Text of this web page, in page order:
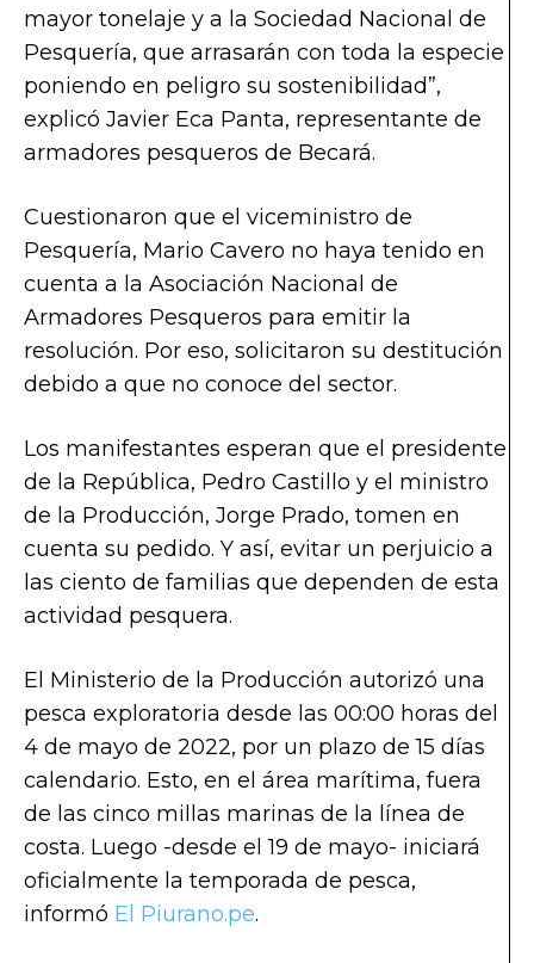
mayor tonelaje y a la Sociedad Nacional de
Pesquería, que arrasarán con toda la especie
poniendo en peligro su sostenibilidad”,
explicó Javier Eca Panta, representante de
armadores pesqueros de Becará.
Cuestionaron que el viceministro de
Pesquería, Mario Cavero no haya tenido en
cuenta a la Asociación Nacional de
Armadores Pesqueros para emitir la
resolución. Por eso, solicitaron su destitución
debido a que no conoce del sector.
Los manifestantes esperan que el presidente
de la República, Pedro Castillo y el ministro
de la Producción, Jorge Prado, tomen en
cuenta su pedido. Y así, evitar un perjuicio a
las ciento de familias que dependen de esta
actividad pesquera.
El Ministerio de la Producción autorizó una
pesca exploratoria desde las 00:00 horas del
4 de mayo de 2022, por un plazo de 15 días
calendario. Esto, en el área marítima, fuera
de las cinco millas marinas de la línea de
costa. Luego -desde el 19 de mayo- iniciará
oficialmente la temporada de pesca,
informó El Piurano.pe.